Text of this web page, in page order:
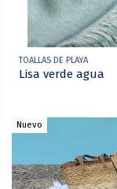
TOALLAS DE PLAYA
Lisa verde agua
Nuevo